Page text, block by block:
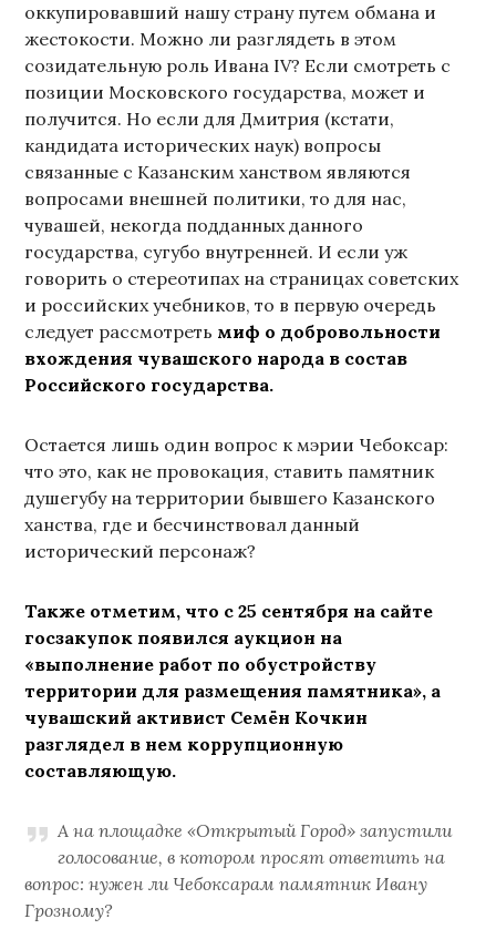
оккупировавший нашу страну путем обмана и
жестокости. Можно ли разглядеть в этом
созидательную роль Ивана IV? Если смотреть с
позиции Московского государства, может и
получится. Но если для Дмитрия (кстати,
кандидата исторических наук) вопросы
связанные с Казанским ханством являются
вопросами внешней политики, то для нас,
чувашей, некогда подданных данного
государства, сугубо внутренней. И если уж
говорить о стереотипах на страницах советских
и российских учебников, то в первую очередь
следует рассмотреть миф о добровольности
вхождения чувашского народа в состав
Российского государства.
Остается лишь один вопрос к мэрии Чебоксар:
что это, как не провокация, ставить памятник
душегубу на территории бывшего Казанского
ханства, где и бесчинствовал данный
исторический персонаж?
Также отметим, что с 25 сентября на сайте
госзакупок появился аукцион на
«выполнение работ по обустройству
территории для размещения памятника», а
чувашский активист Семён Кочкин
разглядел в нем коррупционную
составляющую.
А на площадке «Открытый Город» запустили
голосование, в котором просят ответить на
вопрос: нужен ли Чебоксарам памятник Ивану
Грозному?